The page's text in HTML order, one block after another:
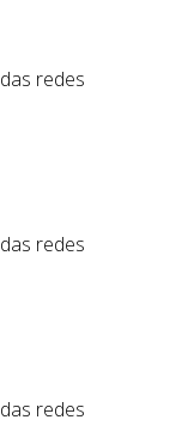
redes
redes
redes